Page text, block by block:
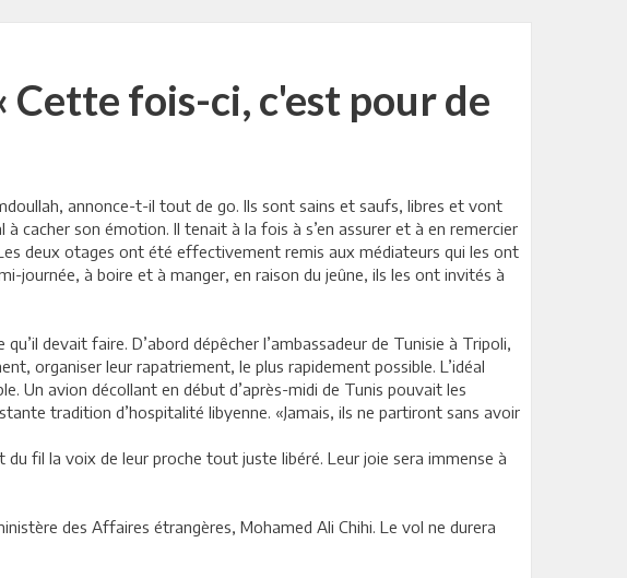
Cette fois-ci, c'est pour de
annonce-t-il tout de go. Ils sont sains et saufs, libres et vont
cacher son émotion. Il tenait à la fois à s’en assurer et à en remercier
deux otages ont été effectivement remis aux médiateurs qui les ont
journée, à boire et à manger, en raison du jeûne, ils les ont invités à
devait faire. D’abord dépêcher l’ambassadeur de Tunisie à Tripoli,
organiser leur rapatriement, le plus rapidement possible. L’idéal
Un avion décollant en début d’après-midi de Tunis pouvait les
tradition d’hospitalité libyenne. «Jamais, ils ne partiront sans avoir
du fil la voix de leur proche tout juste libéré. Leur joie sera immense à
des Affaires étrangères, Mohamed Ali Chihi. Le vol ne durera